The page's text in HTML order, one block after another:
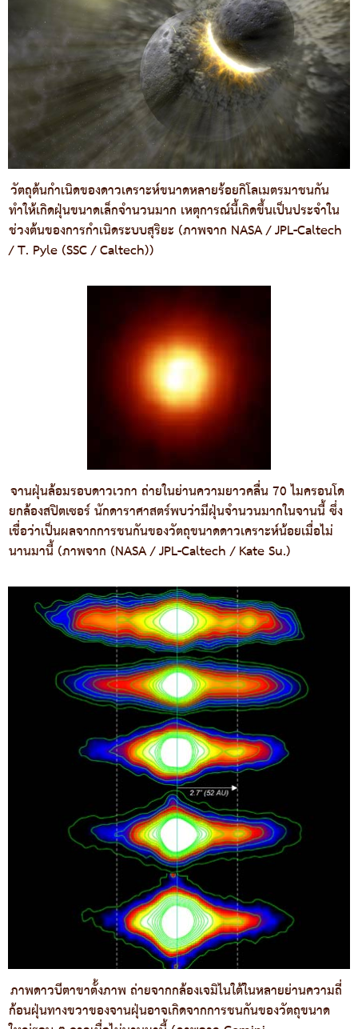
วัตถุต้นกำเนิดของดาวเคราะห์ขนาดหลายร้อยกิโลเมตรมาชนกัน
ทำให้เกิดฝุ่นขนาดเล็กจำนวนมาก เหตุการณ์นี้เกิดขึ้นเป็นประจำใน
ช่วงต้นของการกำเนิดระบบสุริยะ (ภาพจาก NASA / JPL-Caltech
/ T. Pyle (SSC / Caltech))
จานฝุ่นล้อมรอบดาวเวกา ถ่ายในย่านความยาวคลื่น 70 ไมครอนโด
ยกล้องสปิตเซอร์ นักดาราศาสตร์พบว่ามีฝุ่นจำนวนมากในจานนี้ ซึ่ง
เชื่อว่าเป็นผลจากการชนกันของวัตถุขนาดดาวเคราะห์น้อยเมื่อไม่
นานมานี้ (ภาพจาก (NASA / JPL-Caltech / Kate Su.)
ภาพดาวบีตาขาตั้งภาพ ถ่ายจากกล้องเจมิไนใต้ในหลายย่านความถี่
ก้อนฝุ่นทางขวาของจานฝุ่นอาจเกิดจากการชนกันของวัตถุขนาด